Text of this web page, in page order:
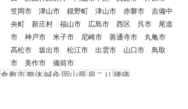
笠岡市　津山市　鏡野町　津山市　赤磐市　吉備中
央町　新庄村　福山市　広島市　西区　呉市　尾道
市　神戸市　米子市　尼崎市　善通寺市　丸亀市
高松市　坂出市　松江市　出雲市　山口市　鳥取
市　美作市　備前市
倉敷市整体鍼灸 岡山県 肩こり 腰痛